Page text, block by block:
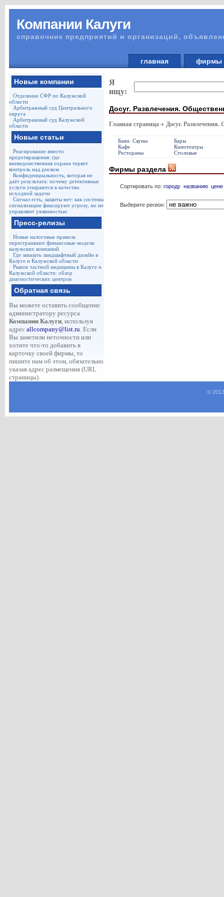
Компании Калуги
справочник предприятий и организаций,
главная
Новые компании
Отделение СФР по Калужской
области
Арбитражный суд Центрального
округа
Арбитражный суд Калужской
области
Новые статьи
Реагирование вместо
предотвращения: где
вневедомственная охрана теряет
контроль над риском
Конфиденциальность, которая не
даёт результата: почему детективные
услуги упираются в качество
исходной задачи
Сигнал есть, защиты нет: как системы
сигнализации фиксируют угрозу, но не
управляют уязвимостью
Пресс-релизы
Новые налоговые правила
перестраивают финансовые модели
калужских компаний
Где заказать ландшафтный дизайн в
Калуге и Калужской области
Рынок частной медицины в Калуге и
Калужской области: обзор
диагностических центров
Обратная связь
Вы можете оставить сообщение
администратору ресурса
Компании Калуги, используя
адрес allcompany@list.ru. Если
Вы заметили неточности или
хотите что-то добавить в
карточку своей фирмы, то
пишите нам об этом, обязательно
указав адрес размещения (URL
страницы).
Я
ищу:
Досуг. Развлечения.
Главная страница Досуг. Развлечения.
Бани. Сауны
Бары
Кафе
Кинотеатры
Рестораны
Столовые
Фирмы раздела
Сортировать по: городу названию цене
Выберите регион:
©